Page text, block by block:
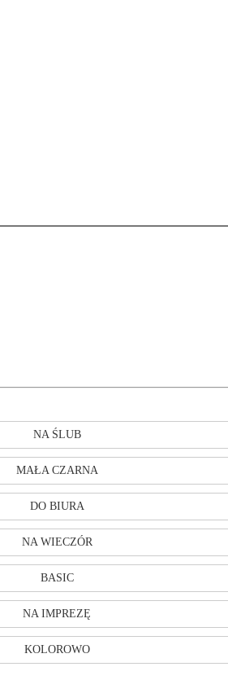
NA ŚLUB
MAŁA CZARNA
DO BIURA
NA WIECZÓR
BASIC
NA IMPREZĘ
KOLOROWO